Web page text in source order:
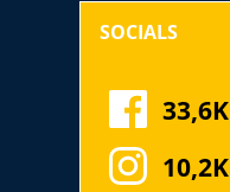
SOCIALS
33,6K
10,2K